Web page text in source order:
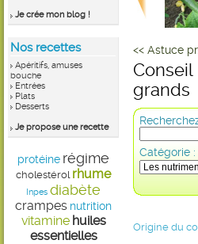
Je crée mon blog !
Nos recettes
Apéritifs, amuses
bouche
Entrées
Plats
Desserts
Je propose une recette
protéine régime
cholestérol rhume
Inpes diabète
crampes nutrition
vitamine huiles
essentielles
<< Astuce
grands
Catégorie :
Origine du